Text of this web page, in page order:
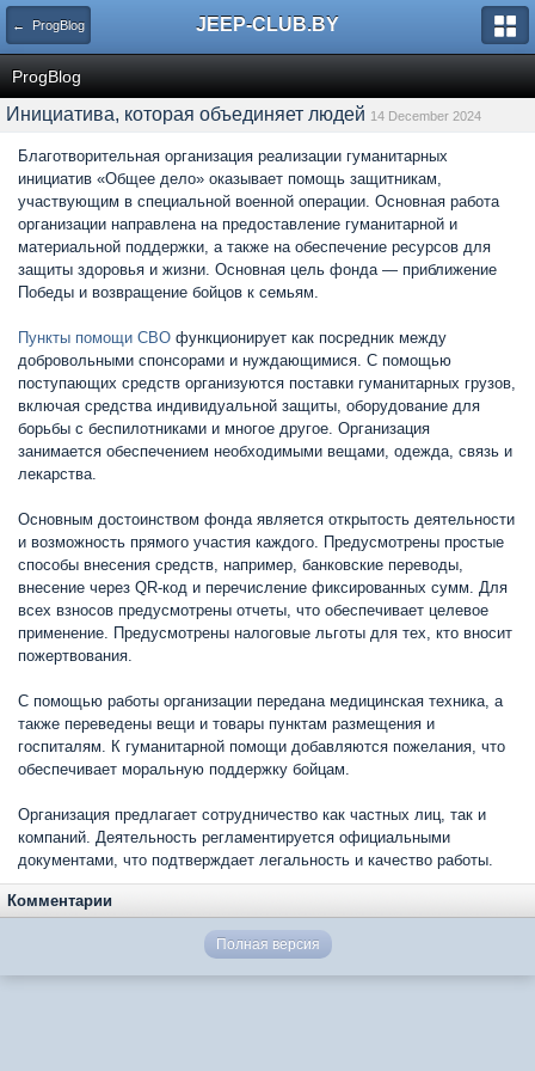
← ProgBlog JEEP-CLUB.BY
ProgBlog
Инициатива, которая объединяет людей 14 December 2024
Благотворительная организация реализации гуманитарных
инициатив «Общее дело» оказывает помощь защитникам,
участвующим в специальной военной операции. Основная работа
организации направлена на предоставление гуманитарной и
материальной поддержки, а также на обеспечение ресурсов для
защиты здоровья и жизни. Основная цель фонда — приближение
Победы и возвращение бойцов к семьям.
Пункты помощи СВО функционирует как посредник между
добровольными спонсорами и нуждающимися. С помощью
поступающих средств организуются поставки гуманитарных грузов,
включая средства индивидуальной защиты, оборудование для
борьбы с беспилотниками и многое другое. Организация
занимается обеспечением необходимыми вещами, одежда, связь и
лекарства.
Основным достоинством фонда является открытость деятельности
и возможность прямого участия каждого. Предусмотрены простые
способы внесения средств, например, банковские переводы,
внесение через QR-код и перечисление фиксированных сумм. Для
всех взносов предусмотрены отчеты, что обеспечивает целевое
применение. Предусмотрены налоговые льготы для тех, кто вносит
пожертвования.
С помощью работы организации передана медицинская техника, а
также переведены вещи и товары пунктам размещения и
госпиталям. К гуманитарной помощи добавляются пожелания, что
обеспечивает моральную поддержку бойцам.
Организация предлагает сотрудничество как частных лиц, так и
компаний. Деятельность регламентируется официальными
документами, что подтверждает легальность и качество работы.
Комментарии
Полная версия